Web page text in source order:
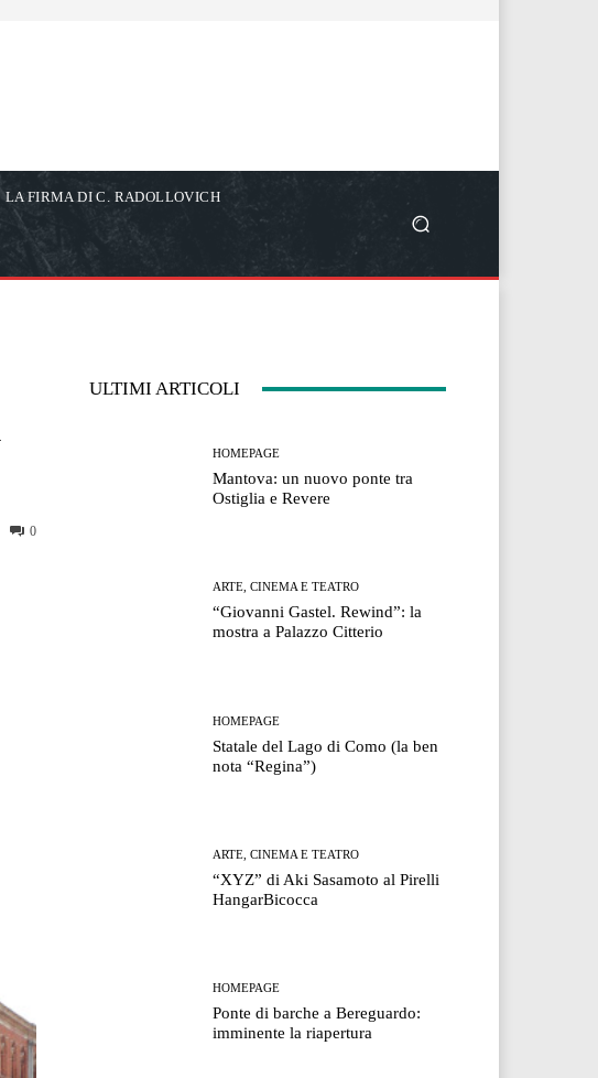
LA FIRMA DI C. RADOLLOVICH
0
ULTIMI ARTICOLI
HOMEPAGE
Mantova: un nuovo ponte tra
Ostiglia e Revere
ARTE, CINEMA E TEATRO
“Giovanni Gastel. Rewind”: la
mostra a Palazzo Citterio
HOMEPAGE
Statale del Lago di Como (la ben
nota “Regina”)
ARTE, CINEMA E TEATRO
“XYZ” di Aki Sasamoto al Pirelli
HangarBicocca
HOMEPAGE
Ponte di barche a Bereguardo:
imminente la riapertura